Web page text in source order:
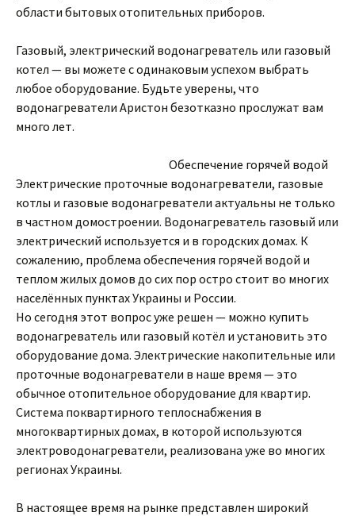
области бытовых отопительных приборов.
Газовый, электрический водонагреватель или газовый
котел — вы можете с одинаковым успехом выбрать
любое оборудование. Будьте уверены, что
водонагреватели Аристон безотказно прослужат вам
много лет.
Обеспечение горячей водой
Электрические проточные водонагреватели, газовые
котлы и газовые водонагреватели актуальны не только
в частном домостроении. Водонагреватель газовый или
электрический используется и в городских домах. К
сожалению, проблема обеспечения горячей водой и
теплом жилых домов до сих пор остро стоит во многих
населённых пунктах Украины и России.
Но сегодня этот вопрос уже решен — можно купить
водонагреватель или газовый котёл и установить это
оборудование дома. Электрические накопительные или
проточные водонагреватели в наше время — это
обычное отопительное оборудование для квартир.
Система поквартирного теплоснабжения в
многоквартирных домах, в которой используются
электроводонагреватели, реализована уже во многих
регионах Украины.
В настоящее время на рынке представлен широкий